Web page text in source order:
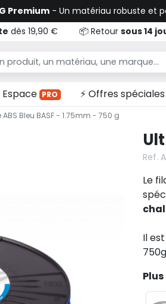
Premium - Un matériau robuste et
dès 19,90 € 📦 Retour sous 14
Espace PRO ⚡ Offres spéciales
Bleu BASF - 1.75mm - 750 g
Ref.
Le
Il